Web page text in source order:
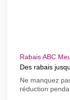
Rabais ABC
Des rabais
Ne manquez
réduction